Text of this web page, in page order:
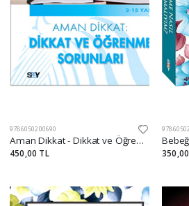
9786050200690
Aman Dikkat - Dikkat ve Öğrenme Sorunları
450,00 TL